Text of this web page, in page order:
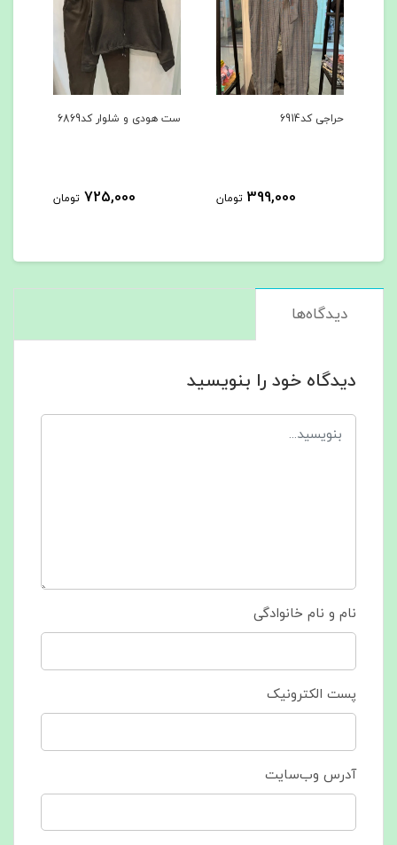
حراجی کد6914
399,000 تومان
ست هودی و شلوار کد6869
725,000 تومان
دیدگاه‌ها
دیدگاه خود را بنویسید
نام و نام خانوادگی
پست الکترونیک
آدرس وب‌سایت